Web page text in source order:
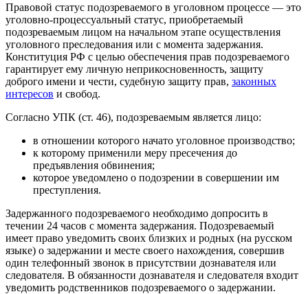
Правовой статус подозреваемого в уголовном процессе — это
уголовно-процессуальный статус, приобретаемый
подозреваемым лицом на начальном этапе осуществления
уголовного преследования или с момента задержания.
Конституция РФ с целью обеспечения прав подозреваемого
гарантирует ему личную неприкосновенность, защиту
доброго имени и чести, судебную защиту прав, законных
интересов и свобод.
Согласно УПК (ст. 46), подозреваемым является лицо:
в отношении которого начато уголовное производство;
к которому применили меру пресечения до
предъявления обвинения;
которое уведомлено о подозрении в совершении им
преступления.
Задержанного подозреваемого необходимо допросить в
течении 24 часов с момента задержания. Подозреваемый
имеет право уведомить своих близких и родных (на русском
языке) о задержании и месте своего нахождения, совершив
один телефонный звонок в присутствии дознавателя или
следователя. В обязанности дознавателя и следователя входит
уведомить родственников подозреваемого о задержании.